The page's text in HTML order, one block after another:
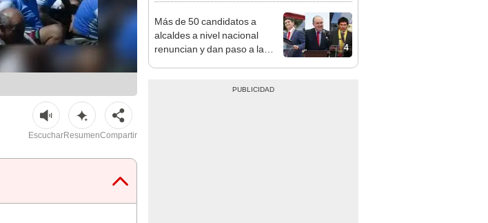
EscucharResumenCompartir
4
Más de 50 candidatos a
alcaldes a nivel nacional
renuncian y dan paso a la